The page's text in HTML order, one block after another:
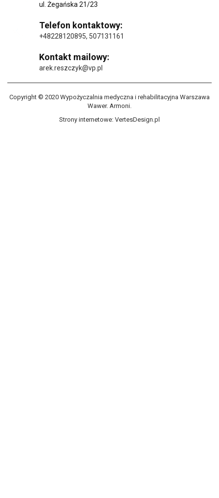
ul. Żegańska 21/23
Telefon kontaktowy:
+48228120895, 507131161
Kontakt mailowy:
arek.reszczyk@vp.pl
Copyright © 2020 Wypożyczalnia medyczna i rehabilitacyjna Warszawa
Wawer. Armoni.
Strony internetowe: VertesDesign.pl